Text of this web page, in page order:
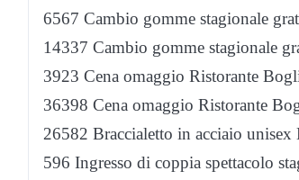
6567 Cambio gomme stagionale
14337 Cambio gomme stagionale
3923 Cena omaggio Ristorante
36398 Cena omaggio Ristorante
26582 Braccialetto in acciaio unisex
596 Ingresso di coppia spettacolo